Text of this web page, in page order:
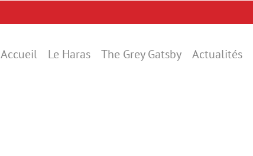
Accueil Le Haras The Grey Gatsby Actualités